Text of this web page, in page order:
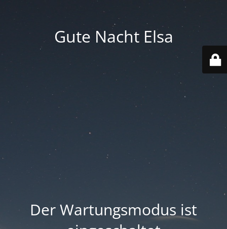
Gute Nacht Elsa
Der Wartungsmodus ist